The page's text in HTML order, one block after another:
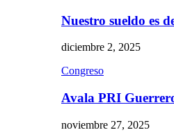
Nuestro sueldo es
diciembre 2, 2025
Congreso
Avala PRI
noviembre 27, 2025